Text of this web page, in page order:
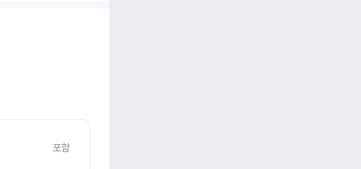
포함